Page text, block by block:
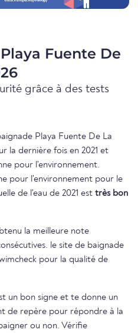
Fuente De
grâce à des tests
Playa Fuente De La
la dernière fois en 2021 et
pour l'environnement.
pour l'environnement pour le
de l'eau de 2021 est très bon
la meilleure note
le site de baignade
pour la qualité de
un bon signe et te donne un
de repère pour répondre à la
ou non. Vérifie